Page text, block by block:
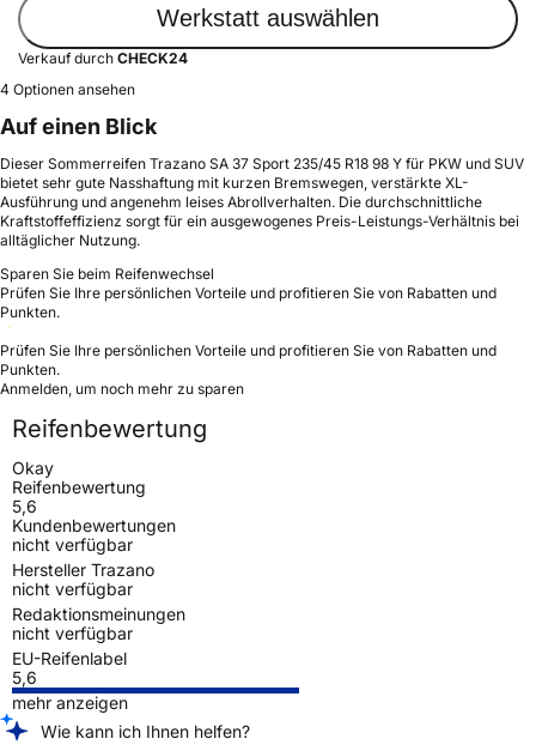
Werkstatt auswählen
Verkauf durch CHECK24
4 Optionen ansehen
Auf einen Blick
Dieser Sommerreifen Trazano SA 37 Sport 235/45 R18 98 Y für PKW und SUV
bietet sehr gute Nasshaftung mit kurzen Bremswegen, verstärkte XL-
Ausführung und angenehm leises Abrollverhalten. Die durchschnittliche
Kraftstoffeffizienz sorgt für ein ausgewogenes Preis-Leistungs-Verhältnis bei
alltäglicher Nutzung.
Sparen Sie beim Reifenwechsel
Prüfen Sie Ihre persönlichen Vorteile und profitieren Sie von Rabatten und
Punkten.
Prüfen Sie Ihre persönlichen Vorteile und profitieren Sie von Rabatten und
Punkten.
Anmelden, um noch mehr zu sparen
Reifenbewertung
Okay
Reifenbewertung
5,6
Kundenbewertungen
nicht verfügbar
Hersteller Trazano
nicht verfügbar
Redaktionsmeinungen
nicht verfügbar
EU-Reifenlabel
5,6
mehr anzeigen
Wie kann ich Ihnen helfen?